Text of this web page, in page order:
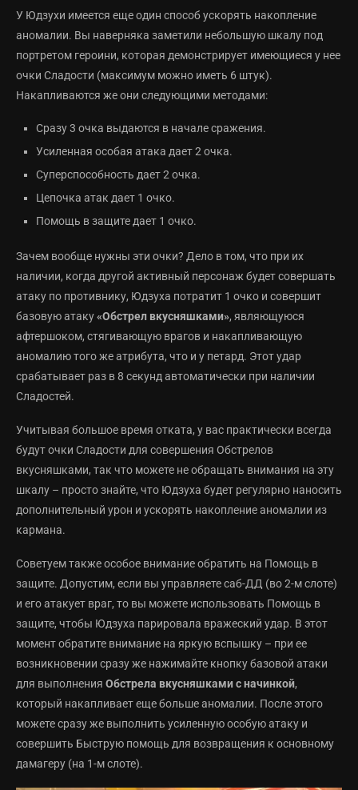
У Юдзухи имеется еще один способ ускорять накопление
аномалии. Вы наверняка заметили небольшую шкалу под
портретом героини, которая демонстрирует имеющиеся у нее
очки Сладости (максимум можно иметь 6 штук).
Накапливаются же они следующими методами:
Сразу 3 очка выдаются в начале сражения.
Усиленная особая атака дает 2 очка.
Суперспособность дает 2 очка.
Цепочка атак дает 1 очко.
Помощь в защите дает 1 очко.
Зачем вообще нужны эти очки? Дело в том, что при их
наличии, когда другой активный персонаж будет совершать
атаку по противнику, Юдзуха потратит 1 очко и совершит
базовую атаку«Обстрел вкусняшками», являющуюся
афтершоком, стягивающую врагов и накапливающую
аномалию того же атрибута, что и у петард. Этот удар
срабатывает раз в 8 секунд автоматически при наличии
Сладостей.
Учитывая большое время отката, у вас практически всегда
будут очки Сладости для совершения Обстрелов
вкусняшками, так что можете не обращать внимания на эту
шкалу – просто знайте, что Юдзуха будет регулярно наносить
дополнительный урон и ускорять накопление аномалии из
кармана.
Советуем также особое внимание обратить на Помощь в
защите. Допустим, если вы управляете саб-ДД (во 2-м слоте)
и его атакует враг, то вы можете использовать Помощь в
защите, чтобы Юдзуха парировала вражеский удар. В этот
момент обратите внимание на яркую вспышку – при ее
возникновении сразу же нажимайте кнопку базовой атаки
для выполнения Обстрела вкусняшками с начинкой,
который накапливает еще больше аномалии. После этого
можете сразу же выполнить усиленную особую атаку и
совершить Быструю помощь для возвращения к основному
дамагеру (на 1-м слоте).